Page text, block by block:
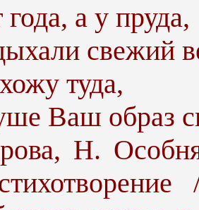
а у пруда,
свежий
туда,
Ваш образ
Н.